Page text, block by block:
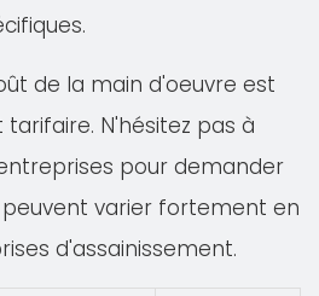
de la main d'oeuvre est
N'hésitez pas à
pour demander
peuvent varier fortement en
d'assainissement.